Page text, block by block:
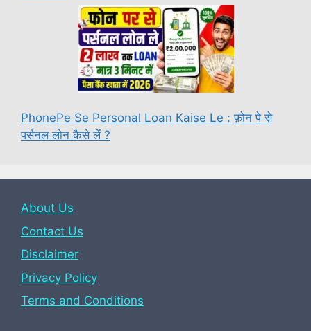
PhonePe Se Personal Loan Kaise Le : फ़ोन पे से
पर्सनल लोन कैसे लें ?
About Us
Contact Us
Disclaimer
Privacy Policy
Terms and Conditions